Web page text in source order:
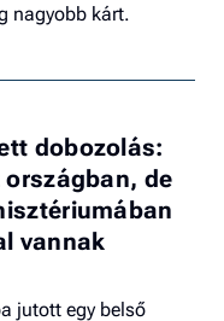
nagyobb kárt.
dobozolás:
de
vannak
jutott egy belső